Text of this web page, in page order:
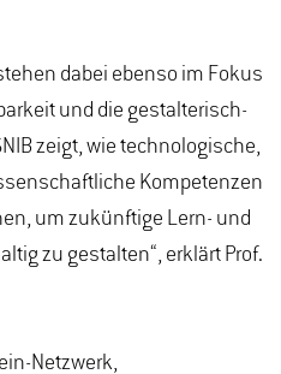
dabei ebenso im Fokus
und die gestalterisch-
zeigt, wie technologische,
Kompetenzen
um zukünftige Lern- und
zu gestalten“, erklärt Prof.
Netzwerk,